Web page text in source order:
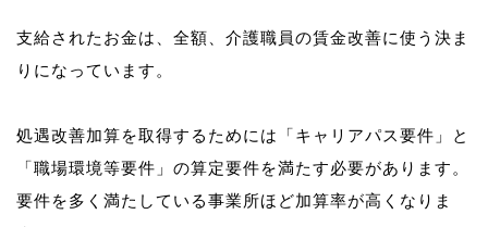
支給されたお金は、全額、介護職員の賃金改善に使う決ま
りになっています。
処遇改善加算を取得するためには「キャリアパス要件」と
「職場環境等要件」の算定要件を満たす必要があります。
要件を多く満たしている事業所ほど加算率が高くなりま